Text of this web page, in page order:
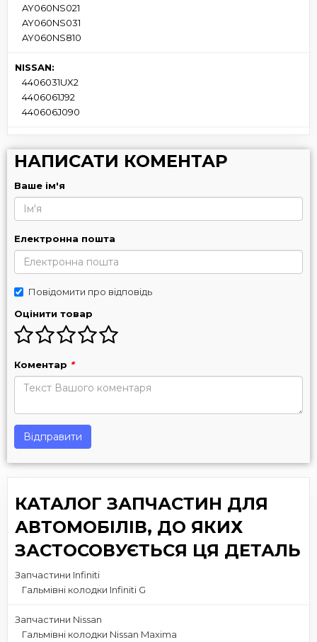
AY060NS021
AY060NS031
AY060NS810
NISSAN:
4406031UX2
4406061J92
440606J090
НАПИСАТИ КОМЕНТАР
Ваше ім'я
Електронна пошта
Повідомити про відповідь
Оцінити товар
Коментар *
Відправити
КАТАЛОГ ЗАПЧАСТИН ДЛЯ
АВТОМОБІЛІВ, ДО ЯКИХ
ЗАСТОСОВУЄТЬСЯ ЦЯ ДЕТАЛЬ
Запчастини Infiniti
Гальмівні колодки Infiniti G
Запчастини Nissan
Гальмівні колодки Nissan Maxima